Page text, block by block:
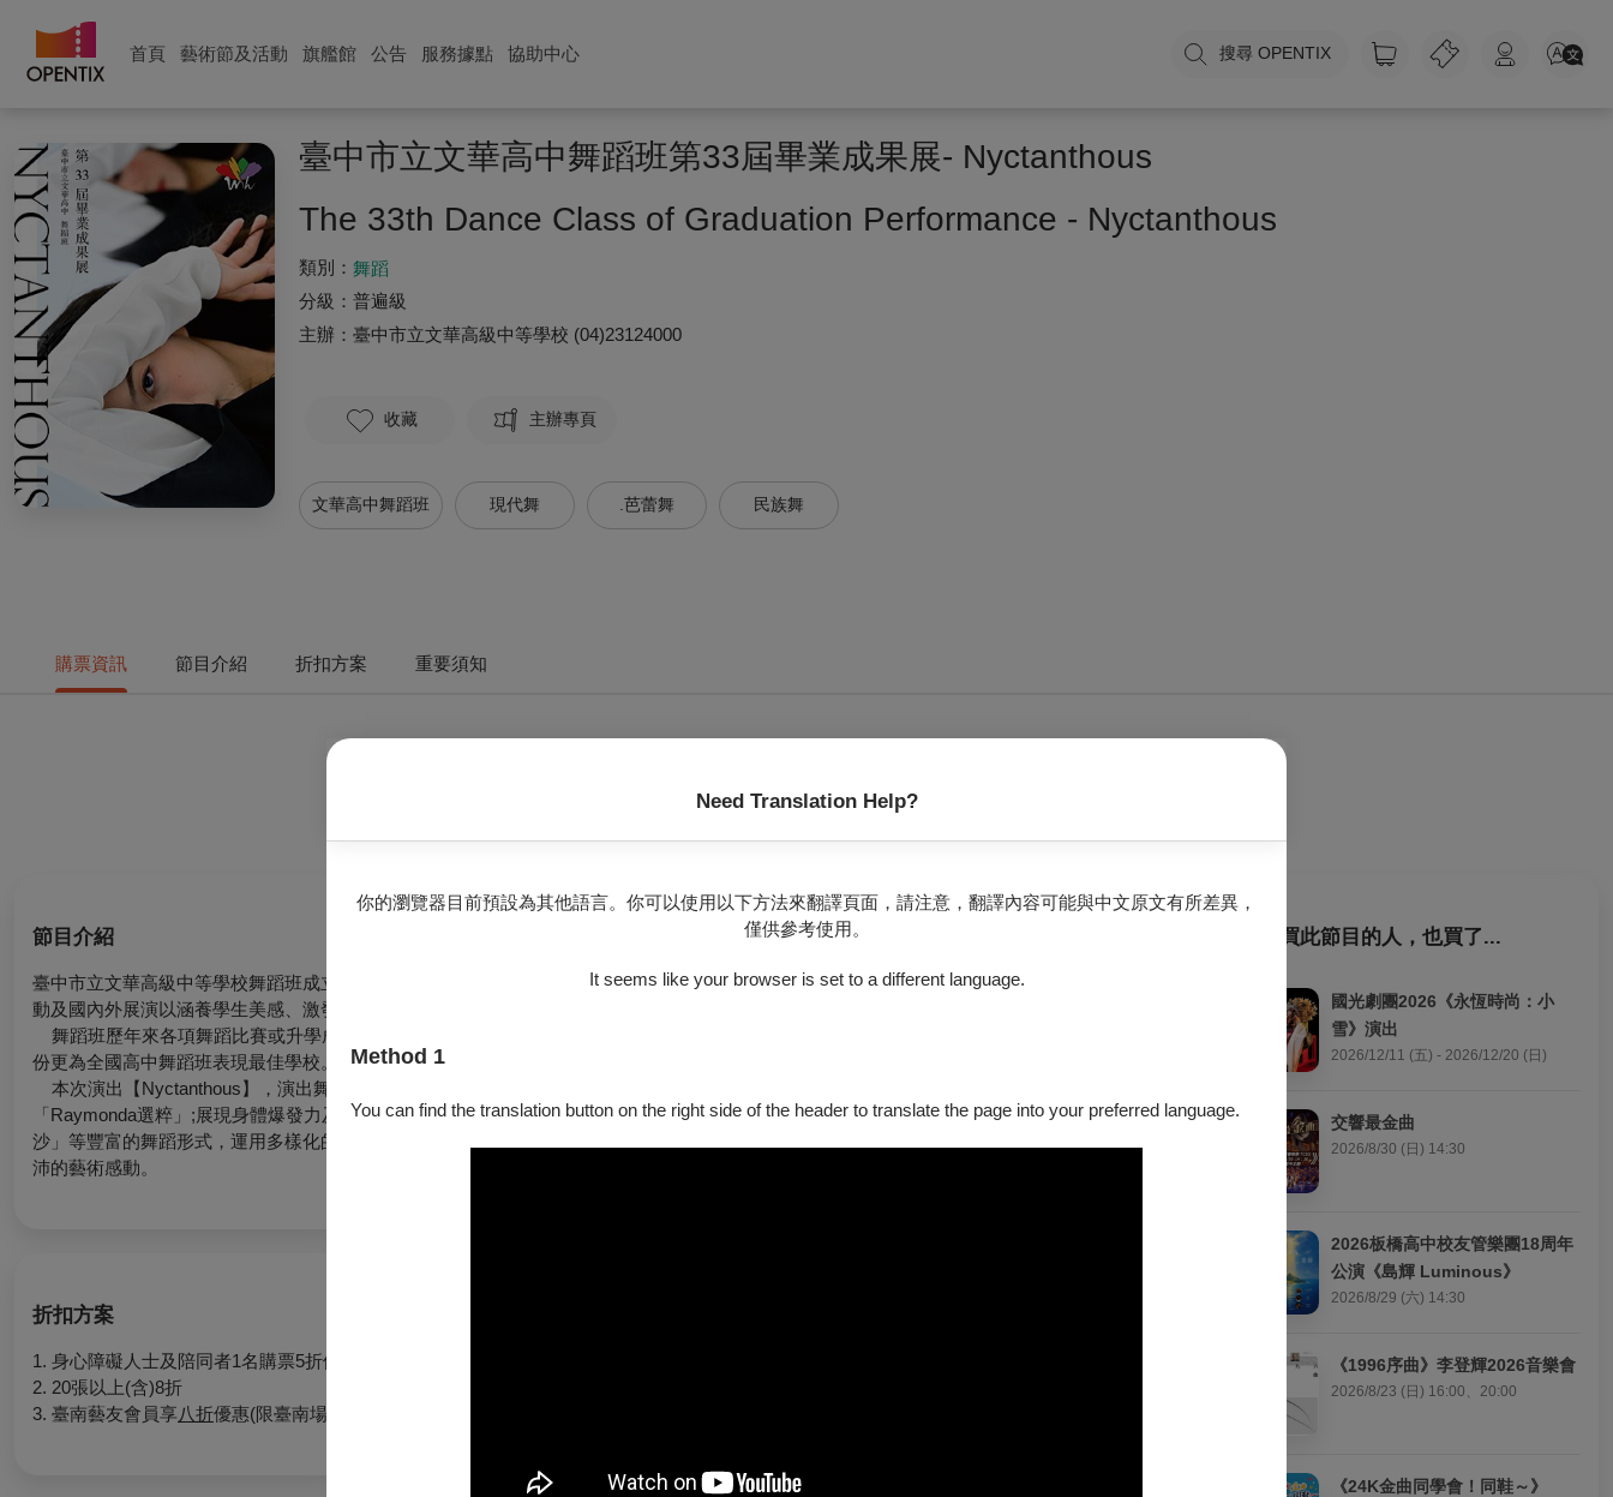
首頁 藝術節及活動 旗艦館 公告 服務據點 協助中心 搜尋 OPENTIX
Need Translation Help?
你的瀏覽器目前預設為其他語言。你可以使用以下方法來翻譯頁面，請注意，翻譯內容可能與中文原文有所差異，
僅供參考使用。
It seems like your browser is set to a different language.
Method 1
You can find the translation button on the right side of the header to translate the page into your preferred language.
臺中市立文華高中舞蹈班第33屆畢業成果展- Nyctanthous
The 33th Dance Class of Graduation Performance - Nyctanthous
類別： 舞蹈
分級： 普遍級
主辦： 臺中市立文華高級中等學校 (04)23124000
收藏 主辦專頁
文華高中舞蹈班 現代舞 .芭蕾舞 民族舞
購票資訊 節目介紹 折扣方案 重要須知
節目介紹
臺中市立文華高級中等學校舞蹈班成立於民國80年8月，為中部唯一一所擁有藝術才能資賦優異舞蹈班之市立高中，目前共有學生51名。透過各項活
動及國內外展演以涵養學生美感、激發學生優異潛能、奠定舞蹈專業基礎，配合國家文化藝術發展，培育優秀舞蹈人才。
舞蹈班歷年來各項舞蹈比賽或升學成績皆表現亮眼，如113學年度參加全國學生舞蹈比賽榮獲古典舞、現代舞雙特優第一名的佳績；在大學升學部
份更為全國高中舞蹈班表現最佳學校。
本次演出【Nyctanthous】，演出舞碼內容共計九首舞碼，邀請國內外優秀的編舞家，編創多種類型、多元風格的舞作，古典優美浪漫的芭蕾
「Raymonda選粹」;展現身體爆發力及豐富情感的現代舞「小宇宙」;氣勢磅礡震撼人心武功、融合傳統典雅及民族風格的中國舞「弓影弧行破陣
沙」等豐富的舞蹈形式，運用多樣化的身體技巧搭配巧思設計的服裝、專業設計的燈光，真實呈現各種不同風格的舞作，給予觀眾全新的體驗及豐
沛的藝術感動。
折扣方案
1. 身心障礙人士及陪同者1名購票5折優待，入場時應出示身心障礙手冊，陪同者與身障者需同時入場
2. 20張以上(含)8折
3. 臺南藝友會員享八折優惠(限臺南場)
購買此節目的人，也買了...
國光劇團2026《永恆時尚：小
雪》演出
2026/12/11 (五) - 2026/12/20 (日)
交響最金曲
2026/8/30 (日) 14:30
2026板橋高中校友管樂團18周年
公演《島輝 Luminous》
2026/8/29 (六) 14:30
《1996序曲》李登輝2026音樂會
2026/8/23 (日) 16:00、20:00
《24K金曲同學會！同鞋～》